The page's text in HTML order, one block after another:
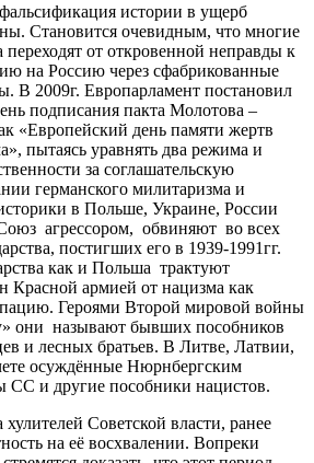
истории в ущерб
Становится очевидным, что многие
от откровенной неправды к
на Россию через сфабрикованные
В 2009г. Европарламент постановил
подписания пакта Молотова –
«Европейский день памяти жертв
пытаясь уравнять два режима и
за соглашательскую
германского милитаризма и
в Польше, Украине, России
агрессором, обвиняют во всех
постигших его в 1939-1991гг.
как и Польша трактуют
Красной армией от нацизма как
Героями Второй мировой войны
они называют бывших пособников
и лесных братьев. В Литве, Латвии,
осуждённые Нюрнбергским
СС и другие пособники нацистов.
Советской власти, ранее
на её восхвалении. Вопреки